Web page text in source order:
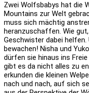
Zwei Wolfsbabys hat die
Mountains zur Welt
muss sich mächtig
heranzuschaffen. Wie
Geschwister dabei helfen.
bewachen! Nisha und
dürfen sie hinaus ins
gibt es da nicht alles zu
erkunden die kleinen
nach und nach, auf sich